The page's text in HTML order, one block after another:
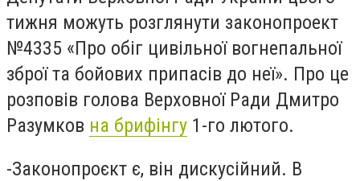
тижня можуть розглянути законопроект
№4335 «Про обіг цивільної вогнепальної
зброї та бойових припасів до неї». Про це
розповів голова Верховної Ради Дмитро
Разумков на брифінгу 1-го лютого.
-Законопроєкт є, він дискусійний. В